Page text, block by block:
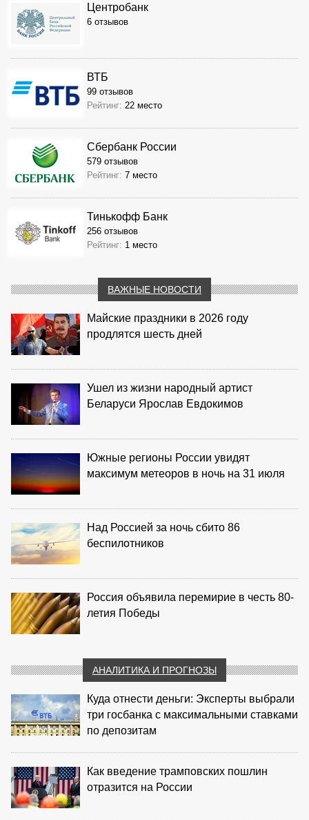
Центробанк
6 отзывов
ВТБ
99 отзывов
Рейтинг: 22 место
Сбербанк России
579 отзывов
Рейтинг: 7 место
Тинькофф Банк
256 отзывов
Рейтинг: 1 место
ВАЖНЫЕ НОВОСТИ
Майские праздники в 2026 году
продлятся шесть дней
Ушел из жизни народный артист
Беларуси Ярослав Евдокимов
Южные регионы России увидят
максимум метеоров в ночь на 31 июля
Над Россией за ночь сбито 86
беспилотников
Россия объявила перемирие в честь 80-
летия Победы
АНАЛИТИКА И ПРОГНОЗЫ
Куда отнести деньги: Эксперты выбрали
три госбанка с максимальными ставками
по депозитам
Как введение трамповских пошлин
отразится на России